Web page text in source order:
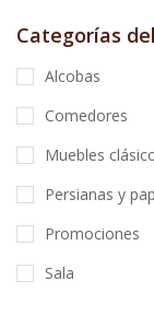
Categorías
Alcobas
Comedores
Muebles
Persianas y
Promociones
Sala